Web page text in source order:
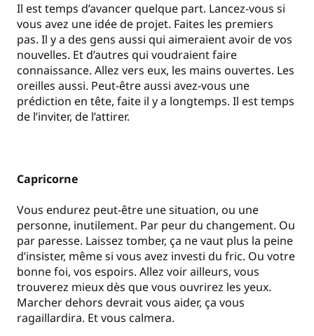
Il est temps d’avancer quelque part. Lancez-vous si
vous avez une idée de projet. Faites les premiers
pas. Il y a des gens aussi qui aimeraient avoir de vos
nouvelles. Et d’autres qui voudraient faire
connaissance. Allez vers eux, les mains ouvertes. Les
oreilles aussi. Peut-être aussi avez-vous une
prédiction en tête, faite il y a longtemps. Il est temps
de l’inviter, de l’attirer.
Capricorne
Vous endurez peut-être une situation, ou une
personne, inutilement. Par peur du changement. Ou
par paresse. Laissez tomber, ça ne vaut plus la peine
d’insister, même si vous avez investi du fric. Ou votre
bonne foi, vos espoirs. Allez voir ailleurs, vous
trouverez mieux dès que vous ouvrirez les yeux.
Marcher dehors devrait vous aider, ça vous
ragaillardira. Et vous calmera.